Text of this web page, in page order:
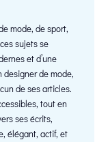
mode, de sport,
sujets se
et d’une
de mode,
de ses articles.
tout en
ses écrits,
élégant, actif, et